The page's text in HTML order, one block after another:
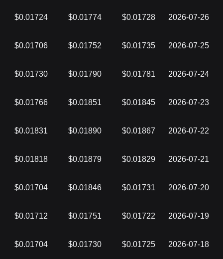
2026-07-26
$0.01728
$0.01774
$0.01724
2026-07-25
$0.01735
$0.01752
$0.01706
2026-07-24
$0.01781
$0.01790
$0.01730
2026-07-23
$0.01845
$0.01851
$0.01766
2026-07-22
$0.01867
$0.01890
$0.01831
2026-07-21
$0.01829
$0.01879
$0.01818
2026-07-20
$0.01731
$0.01846
$0.01704
2026-07-19
$0.01722
$0.01751
$0.01712
2026-07-18
$0.01725
$0.01730
$0.01704